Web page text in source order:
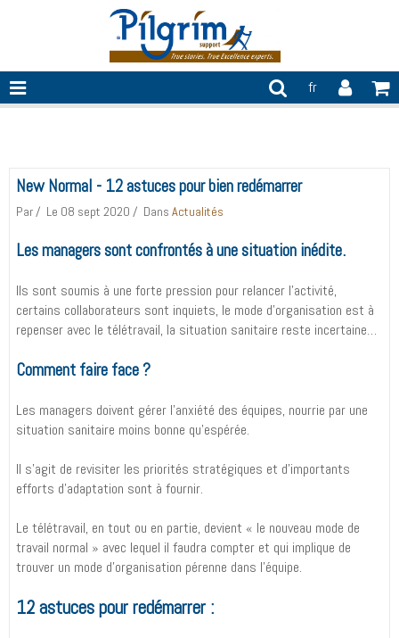
fr
New Normal - 12 astuces pour bien redémarrer
Par Le 08 sept 2020 Dans Actualités
Les managers sont confrontés à une situation inédite.
Ils sont soumis à une forte pression pour relancer l’activité,
certains collaborateurs sont inquiets, le mode d’organisation est à
repenser avec le télétravail, la situation sanitaire reste incertaine…
Comment faire face ?
Les managers doivent gérer l’anxiété des équipes, nourrie par une
situation sanitaire moins bonne qu’espérée.
Il s’agit de revisiter les priorités stratégiques et d’importants
efforts d’adaptation sont à fournir.
Le télétravail, en tout ou en partie, devient « le nouveau mode de
travail normal » avec lequel il faudra compter et qui implique de
trouver un mode d’organisation pérenne dans l’équipe.
12 astuces pour redémarrer :